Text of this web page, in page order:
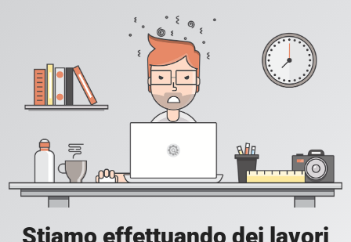
Stiamo effettuando dei lavori